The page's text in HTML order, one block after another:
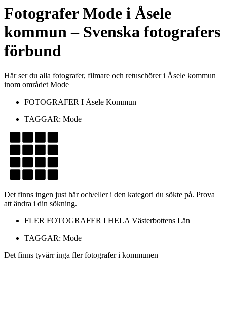
FotograferMode i Åsele
kommun– Svenska fotografers
förbund
Här ser du alla fotografer, filmare och retuschörer i Åsele kommun
inom området Mode
FOTOGRAFER I Åsele Kommun
TAGGAR: Mode
Det finns ingen just här och/eller i den kategori du sökte på. Prova
att ändra i din sökning.
FLER FOTOGRAFER I HELA Västerbottens Län
TAGGAR: Mode
Det finns tyvärr inga fler fotografer i kommunen